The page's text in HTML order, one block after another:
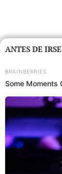
ANTES DE IRSE